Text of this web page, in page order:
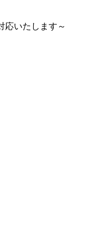
応いたします～